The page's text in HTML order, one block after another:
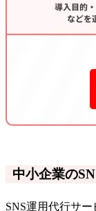
中小企業の
SNS運用代行サ